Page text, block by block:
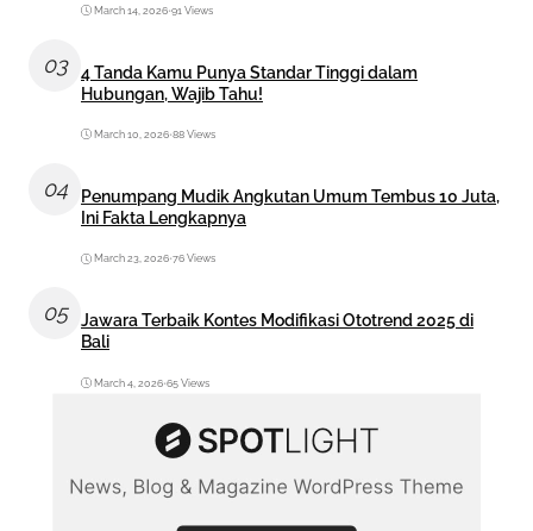
March 14, 2026•91 Views
03
4 Tanda Kamu Punya Standar Tinggi dalam
Hubungan, Wajib Tahu!
March 10, 2026•88 Views
04
Penumpang Mudik Angkutan Umum Tembus 10 Juta,
Ini Fakta Lengkapnya
March 23, 2026•76 Views
05
Jawara Terbaik Kontes Modifikasi Ototrend 2025 di
Bali
March 4, 2026•65 Views